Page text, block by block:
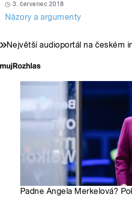
3. červenec 2018
Názory a argumenty
Největší audioportál na českém
Padne Angela Merkelová?